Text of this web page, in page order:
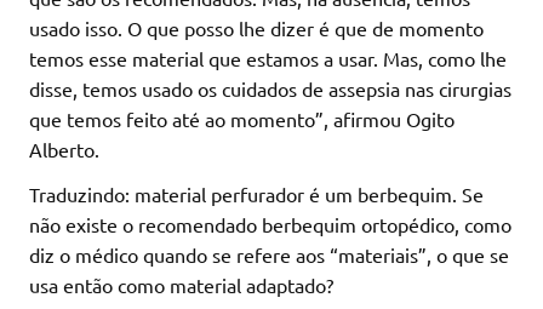
usado isso. O que posso lhe dizer é que de momento
temos esse material que estamos a usar. Mas, como lhe
disse, temos usado os cuidados de assepsia nas cirurgias
que temos feito até ao momento”, afirmou Ogito
Alberto.
Traduzindo: material perfurador é um berbequim. Se
não existe o recomendado berbequim ortopédico, como
diz o médico quando se refere aos “materiais”, o que se
usa então como material adaptado?